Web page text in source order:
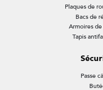
Plaques de
Bacs de
Armoires
Tapis
Passe